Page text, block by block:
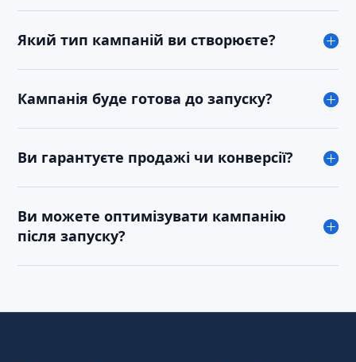
Який тип кампаній ви створюєте?
Кампанія буде готова до запуску?
Ви гарантуєте продажі чи конверсії?
Ви можете оптимізувати кампанію
після запуску?